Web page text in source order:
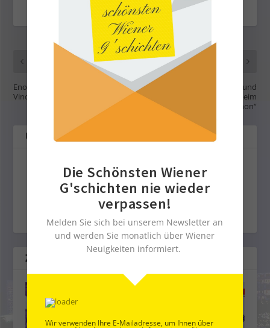
Enoteca Cavalluccio – die neue
Vinothek in der City
Bürgermeister und
Polizeipräsident beim
„Twitter-Marathon“
ÜBER DEN AUTOR
Servus in Wien
ZUSAMMENHÄNGENDE POSTS
Die Schönsten Wiener
G'schichten nie wieder
verpassen!
Melden Sie sich bei unserem Newsletter an
und werden Sie monatlich über Wiener
Neuigkeiten informiert.
Wir verwenden Ihre E-Mailadresse, um Ihnen über